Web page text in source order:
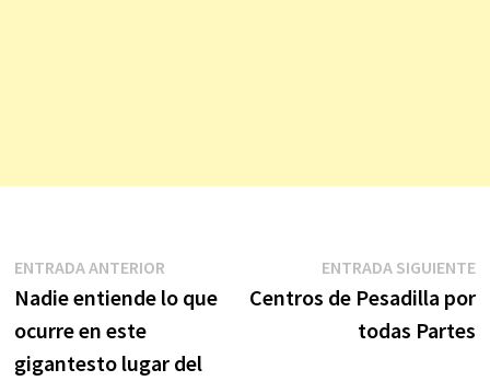
Navegación
de
entradas
ENTRADA ANTERIOREntrada
anterior:
Nadie entiende lo que
ocurre en este
gigantesto lugar del
ENTRADA SIGUIENTE
Centros de Pesadilla por
todas Partes